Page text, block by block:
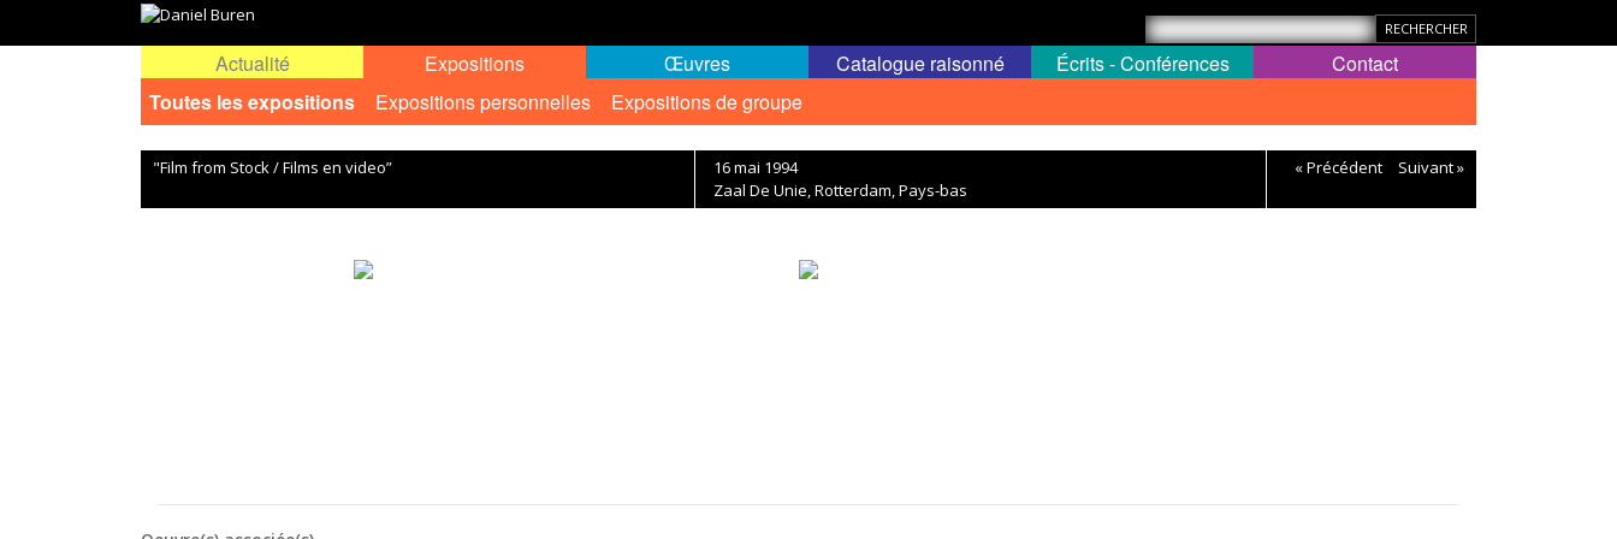
Actualité
Expositions
Toutes les expositions
Expositions personnelles Expositions de groupe
Œuvres Catalogue raisonné Écrits - Conférences Contact
"Film from Stock / Films en video”
16 mai 1994
Zaal De Unie, Rotterdam, Pays-bas
« Précédent Suivant »